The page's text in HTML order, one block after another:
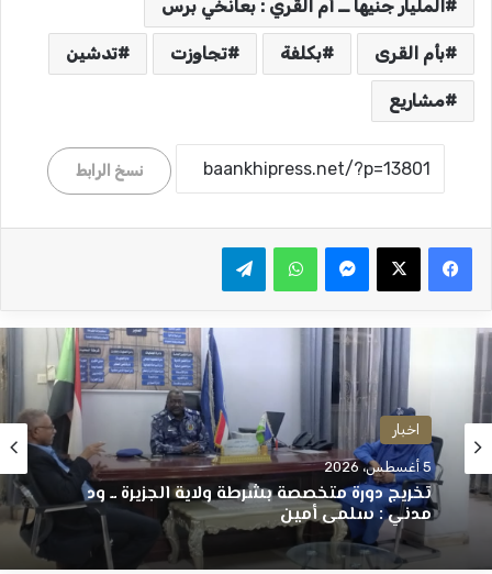
المليار جنيهاً ــ أم القري : بعانخي برس
بأم القرى بكلفة تجاوزت تدشين
مشاريع
نسخ الرابط
واتساب
اخبار
5 أغسطس، 2026
تخريج دورة متخصصة بشرطة ولاية الجزيرة ــ ود
مدني : سلمى أمين